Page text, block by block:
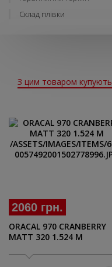
Склад плівки
З цим товаром купують
2060 грн.
ORACAL 970 CRANBERRY
MATT 320 1.524 M